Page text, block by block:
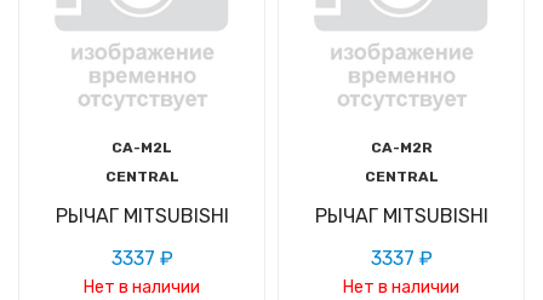
CA-M2L
CENTRAL
РЫЧАГ MITSUBISHI
3337 ₽
Нет в наличии
CA-M2R
CENTRAL
РЫЧАГ MITSUBISHI
3337 ₽
Нет в наличии